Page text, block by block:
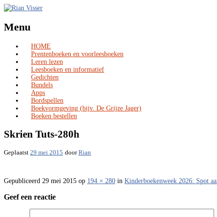
Menu
Skip
to
content
HOME
Prentenboeken en voorleesboeken
Leren lezen
Leesboeken en informatief
Gedichten
Bundels
Apps
Bordspellen
Boekvormgeving (bijv. De Grijze Jager)
Boeken bestellen
Skrien Tuts-280h
Geplaatst 29 mei 2015 doorRian
Gepubliceerd 29 mei 2015 op 194 × 280 in Kinderboekenweek 2026: Spot
Geef een reactie